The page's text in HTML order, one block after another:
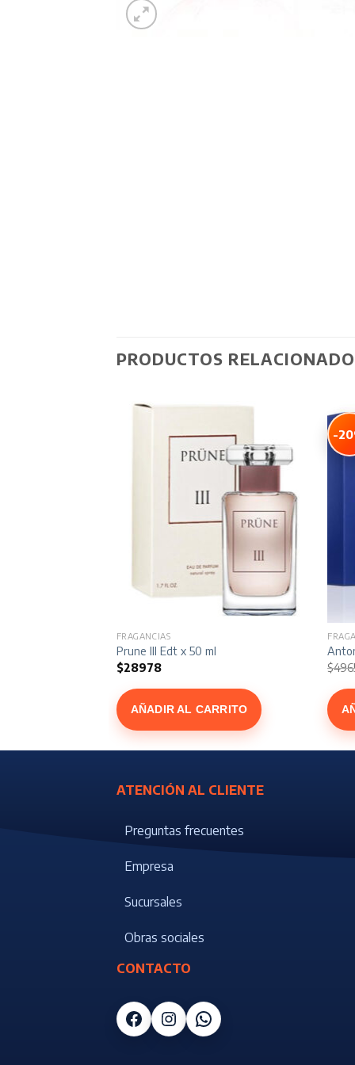
PRODUCTOS
FRAGANCIAS
Prune III Edt x 50 ml
$28978
AÑADIR AL CARRITO
-
$
ATENCIÓN AL CLIENTE
Preguntas frecuentes
Empresa
Sucursales
Obras sociales
CONTACTO
Facebook
Instagram
WhatsApp